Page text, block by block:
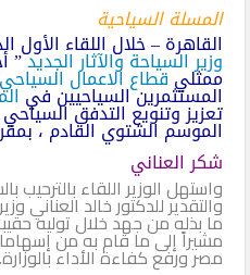
المسلة السياحية
القاهرة – خلال اللقاء الأول
وزير السياحة والآثار الجديد”
ممثليقطاع الاعمال
المستثمرين السياحيين في
تعزيز وتنويع التدفق
الموسم الشتوي القادم ، بمقر
شكر العناني
واستهل الوزير اللقاء بالترحيب
والتقدير للدكتور خالد العناني
ما بذله من جهد خلال توليه حقيبة
مشيراً إلى ما قام به من
مصر ورفع كفاءة الأداء